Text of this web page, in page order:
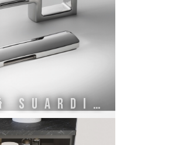
Foresti & Suardi S.P.A.